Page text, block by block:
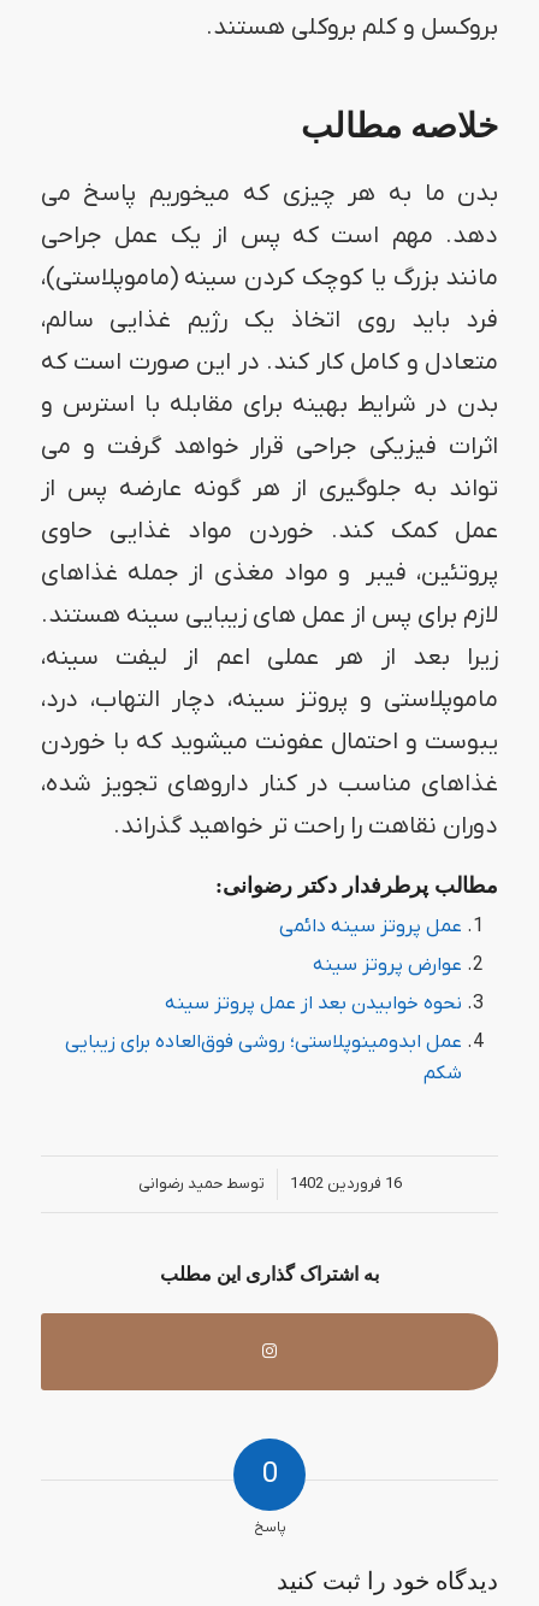
بروکسل و کلم بروکلی هستند.
خلاصه مطالب
بدن ما به هر چیزی که میخوریم پاسخ می
دهد. مهم است که پس از یک عمل جراحی
مانند بزرگ یا کوچک کردن سینه (ماموپلاستی)،
فرد باید روی اتخاذ یک رژیم غذایی سالم،
متعادل و کامل کار کند. در این صورت است که
بدن در شرایط بهینه برای مقابله با استرس و
اثرات فیزیکی جراحی قرار خواهد گرفت و می
تواند به جلوگیری از هر گونه عارضه پس از
عمل کمک کند. خوردن مواد غذایی حاوی
پروتئین، فیبر و مواد مغذی از جمله غذاهای
لازم برای پس از عمل های زیبایی سینه هستند.
زیرا بعد از هر عملی اعم از لیفت سینه،
ماموپلاستی و پروتز سینه، دچار التهاب، درد،
یبوست و احتمال عفونت میشوید که با خوردن
غذاهای مناسب در کنار داروهای تجویز شده،
دوران نقاهت را راحت تر خواهید گذراند.
مطالب پرطرفدار دکتر رضوانی:
عمل پروتز سینه دائمی
عوارض پروتز سینه
نحوه خوابیدن بعد از عمل پروتز سینه
عمل ابدومینوپلاستی؛ روشی فوق‌العاده برای زیبایی
شکم
16 فروردین 1402 / توسطحمید رضوانی
به اشتراک گذاری این مطلب
0
پاسخ
دیدگاه خود را ثبت کنید